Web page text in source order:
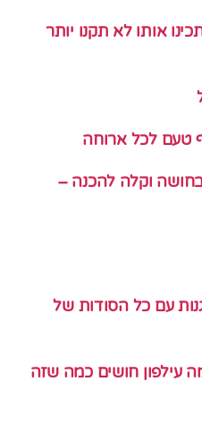
אותו לא תקנו יותר
טעם לכל ארוחה
בחושה וקלה להכנה –
עם כל הסודות של
עילפון חושים כמה שזה